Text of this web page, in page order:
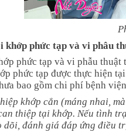
khớp phức tạp và vi phâu
phức tạp và vi phẫu
phức tạp được thực hiện
bao gồm chi phí bệnh
khớp cắn (máng nhai,
thiệp tại khớp. Nếu tình
dõi, đánh giá đáp ứng điều